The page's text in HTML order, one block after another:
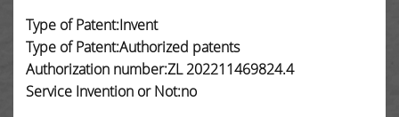
Type of Patent:Invent
Type of Patent:Authorized patents
Authorization number:ZL 202211469824.4
Service Invention or Not:no